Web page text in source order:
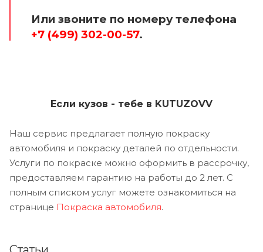
Или звоните по номеру телефона
+7 (499) 302-00-57.
Если кузов - тебе в KUTUZOVV
Наш сервис предлагает полную покраску
автомобиля и покраску деталей по отдельности.
Услуги по покраске можно оформить в рассрочку,
предоставляем гарантию на работы до 2 лет. С
полным списком услуг можете ознакомиться на
странице Покраска автомобиля.